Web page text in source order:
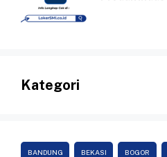
Kategori
BANDUNG BEKASI BOGOR